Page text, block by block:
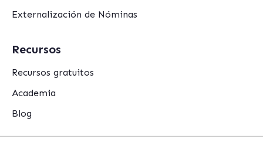
Externalización de Nóminas
Recursos
Recursos gratuitos
Academia
Blog